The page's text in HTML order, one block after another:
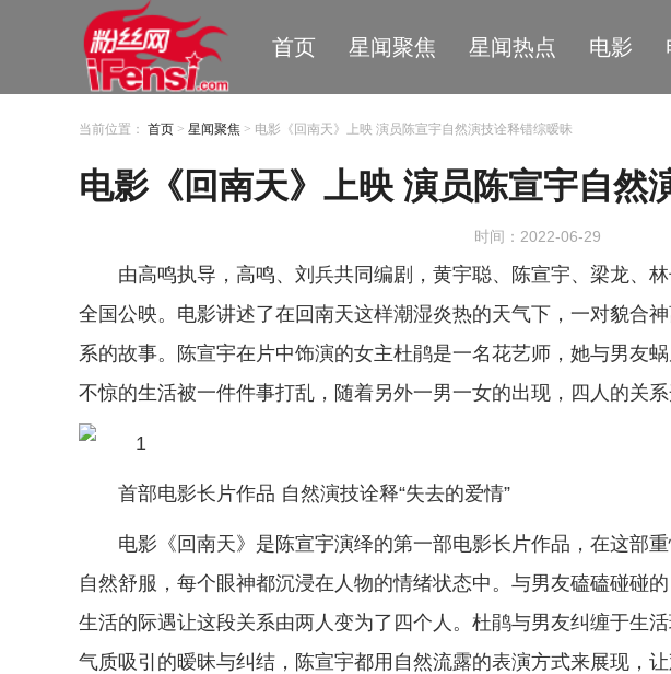
首页 星闻聚焦 星闻热点 电影
当前位置： 首页 > 星闻聚焦 > 电影《回南天》上映 演员陈宣宇自然演技诠释错综暧昧
电影《回南天》上映 演员陈宣宇自然
时间：2022-06-29
由高鸣执导，高鸣、刘兵共同编剧，黄宇聪、陈宣宇、梁龙、
全国公映。电影讲述了在回南天这样潮湿炎热的天气下，一对貌合
系的故事。陈宣宇在片中饰演的女主杜鹃是一名花艺师，她与男友
不惊的生活被一件件事打乱，随着另外一男一女的出现，四人的关系
首部电影长片作品 自然演技诠释“失去的爱情”
电影《回南天》是陈宣宇演绎的第一部电影长片作品，在这部
自然舒服，每个眼神都沉浸在人物的情绪状态中。与男友磕磕碰碰
生活的际遇让这段关系由两人变为了四个人。杜鹃与男友纠缠于生
气质吸引的暧昧与纠结，陈宣宇都用自然流露的表演方式来展现，